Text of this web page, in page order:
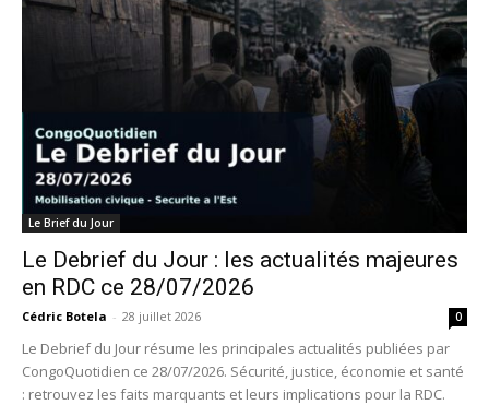
Le Brief du Jour
Le Debrief du Jour : les actualités majeures
en RDC ce 28/07/2026
Cédric Botela - 28 juillet 2026 0
Le Debrief du Jour résume les principales actualités publiées par
CongoQuotidien ce 28/07/2026. Sécurité, justice, économie et santé
: retrouvez les faits marquants et leurs implications pour la RDC.